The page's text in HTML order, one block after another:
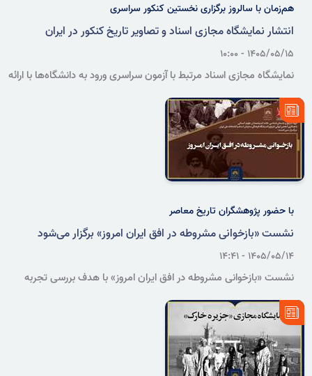
هم‌زمان با سالروز برگزاری نخستین کنکور سراسری
انتشار نمایشگاه مجازی اسناد و تصاویر تاریخ کنکور در ایران
۱۴۰۵/۰۵/۱۵ - ۱۰:۰۰
نمایشگاه مجازی اسناد مرتبط با آزمون سراسری ورود به دانشگاه‌ها با ارائه
و برگزاری کنکور سراسری و تحولات مرتبط با آن را روایت می‌کند.
با حضور پژوهشگران تاریخ معاصر
نشست «بازخوانی مشروطه در افق ایران امروز» برگزار می‌شود
۱۴۰۵/۰۵/۱۴ - ۱۴:۴۱
نشست «بازخوانی مشروطه در افق ایران امروز» با هدف بررسی تجربه
استادان و پژوهشگران تاریخ معاصر در اندیشگاه فرهنگی سازمان برگزار
می‌شود.